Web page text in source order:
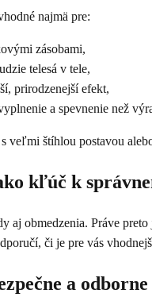
najmä pre:
zásobami,
telesá v tele,
prirodzenejší efekt,
a spevnenie než
veľmi štíhlou postavou
kľúč k
aj obmedzenia. Práve
či je pre vás
a odborne